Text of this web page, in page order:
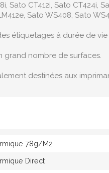
Sato CT412i, Sato CT424i,
Sato WS408, Sato
étiquetages à durée de vie
grand nombre de surfaces.
destinées aux
78g/M2
Direct